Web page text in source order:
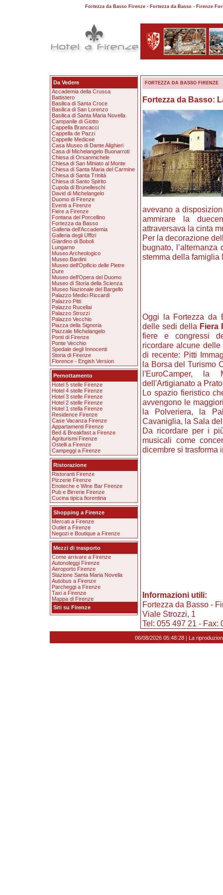
Fortezza da Basso Firenze - Fortezza da Basso - Firenze
Da Vedere
Accademia della Crusca
Battistero
Basilica di Santa Croce
Basilica di San Lorenzo
Basilica di Santa Maria Novella
Campanile di Giotto
Cappella Brancacci
Cappella de Pazzi
Cappelle Medicee
Casa Museo di Dante Alighieri
Casa di Michelangelo Buonarroti
Chiesa di Orsanmichele
Chiesa di San Miniato al Monte
Chiesa di Santa Maria del Carmine
Chiesa di Santa Trinità
Chiesa di Santo Spirito
Cupola di Brunelleschi
David di Michelangelo
Duomo di Firenze
Eventi a Firenze
Fiere a Firenze
Fontana del Porcellino
Fortezza da Basso
Galleria dell'Accademia
Galleria degli Uffizi
Giardino di Boboli
Lungarno
Museo Archeologico
Museo Bardini
Museo dell'Opificio delle Pietre
Dure
Museo dell'Opera del Duomo
Museo di Storia della Scienza
Museo Nazionale del Bargello
Palazzo Medici Riccardi
Palazzo Pitti
Palazzo Rucellai
Palazzo Strozzi
Palazzo Vecchio
Piazza della Signoria
Piazzale Michelangelo
Ponti di Firenze
Ponte Vecchio
Spedale degli Innocenti
Storia di Firenze
Florence - Engish Version
Pernottamento
Hotel 5 stelle Firenze
Hotel 4 stelle Firenze
Hotel 3 stelle Firenze
Hotel 2 stelle Firenze
Hotel 1 stella Firenze
Residence Firenze
Case Vacanza Firenze
Appartamenti Firenze
Bed & Breakfast a Firenze
Agriturismi Firenze
Ostelli a Firenze
Campeggi a Firenze
Ristorazione
Ristoranti Firenze
Pizzerie Firenze
Enoteche e Wine Bar Firenze
Pub e Birrerie Firenze
Cucina tipica fiorentina
Shopping a Firenze
Mercati a Firenze
Outlet a Firenze
Negozi e Boutique a Firenze
Mezzi di trasporto
Come arrivare a Firenze
Autonoleggi Firenze
Aeroporto Firenze
Stazione Santa Maria Novella
Autobus a Firenze
Parcheggi a Firenze
Taxi a Firenze
Mappa di Firenze
Siti su Firenze
FORTEZZA DA BASSO FIRENZE
Fortezza da Basso:
avevano a
ammirare la
attraversava la cinta
Per la decorazione
bugnato,
stemma della famiglia
Oggi la Fortezza da
delle sedi della Fiera
fiere e congressi
ricordare alcune
di recente: Pitti
la Borsa del Turismo
l'EuroCamper, la
dell'Artigianato a
Lo spazio fieristico
avvengono le
la Polveriera, la
Cavaniglia, la Sala
Da ricordare per i
musicali come
dicembre si trasforma
Informazioni utili:
Fortezza da Basso -
Viale Strozzi, 1
Tel: 055 497 21 - Fax:
06/08/2026 05:48:28 | La